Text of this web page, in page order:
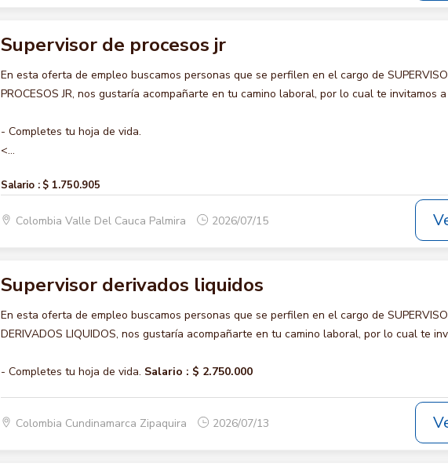
Supervisor de procesos jr
En esta oferta de empleo buscamos personas que se perfilen en el cargo de
PROCESOS JR, nos gustaría acompañarte en tu camino laboral, por lo cual te invitamos
- Completes tu hoja de vida.
<...
Salario : $ 1.750.905
Colombia Valle Del Cauca Palmira 2026/07/15
Supervisor derivados liquidos
En esta oferta de empleo buscamos personas que se perfilen en el cargo de
DERIVADOS LIQUIDOS, nos gustaría acompañarte en tu camino laboral, por lo cual te
- Completes tu hoja de vida. Salario : $ 2.750.000
Colombia Cundinamarca Zipaquira 2026/07/13